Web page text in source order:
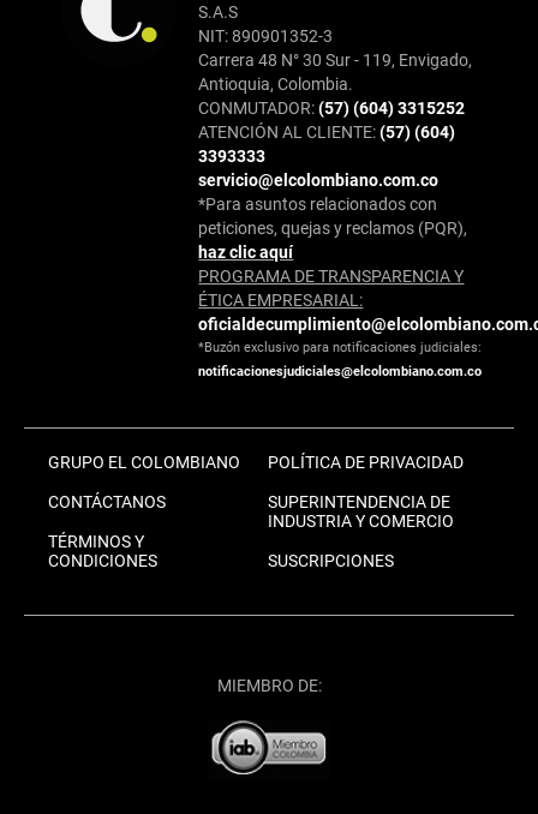
S.A.S
NIT: 890901352-3
Carrera 48 N° 30 Sur - 119, Envigado,
Antioquia, Colombia.
CONMUTADOR:(57) (604) 3315252
ATENCIÓN AL CLIENTE:(57) (604)
3393333
servicio@elcolombiano.com.co
*Para asuntos relacionados con
peticiones, quejas y reclamos (PQR),
haz clic aquí
PROGRAMA DE TRANSPARENCIA Y
ÉTICA EMPRESARIAL:
*Buzón exclusivo para notificaciones judiciales:
notificacionesjudiciales@elcolombiano.com.co
GRUPO EL COLOMBIANO
CONTÁCTANOS
TÉRMINOS Y
CONDICIONES
POLÍTICA DE PRIVACIDAD
SUPERINTENDENCIA DE
INDUSTRIA Y COMERCIO
SUSCRIPCIONES
MIEMBRO DE: